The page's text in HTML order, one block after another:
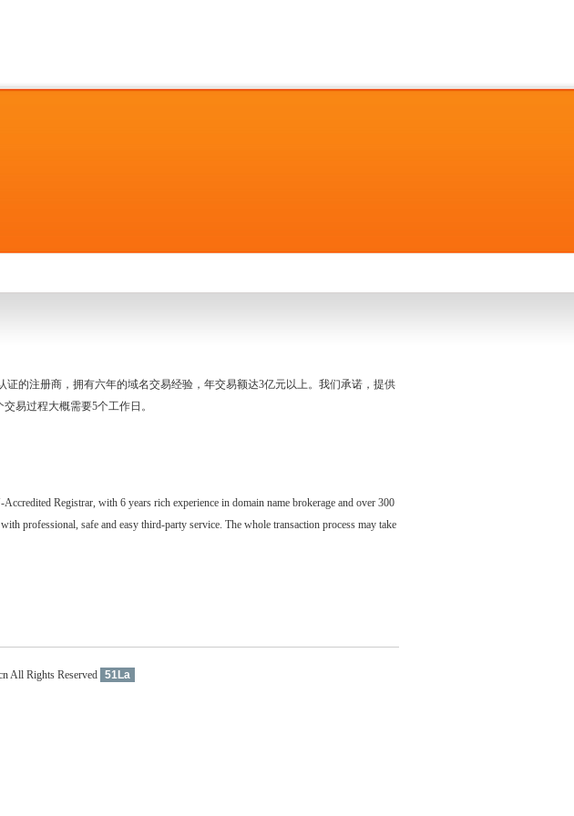
证的注册商，拥有六年的域名交易经验，年交易额达3亿元以上。我们承诺，提供
易过程大概需要5个工作日。
Registrar, with 6 years rich experience in domain name brokerage and over 300
professional, safe and easy third-party service. The whole transaction process may take
All Rights Reserved 51La